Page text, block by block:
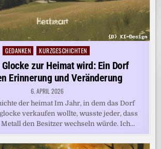
Posted
in
GEDANKEN KURZGESCHICHTEN
zur Heimat wird: Ein Dorf
Erinnerung und Veränderung
6. APRIL 2026
der heimat Im Jahr, in dem das Dorf
verkaufen wollte, wusste jeder, dass
den Besitzer wechseln würde. Ich…